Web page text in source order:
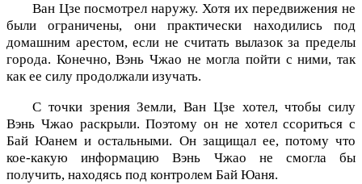
Ван Цзе посмотрел наружу. Хотя их передвижения не
были ограничены, они практически находились под
домашним арестом, если не считать вылазок за пределы
города. Конечно, Вэнь Чжао не могла пойти с ними, так
как ее силу продолжали изучать.
С точки зрения Земли, Ван Цзе хотел, чтобы силу
Вэнь Чжао раскрыли. Поэтому он не хотел ссориться с
Бай Юанем и остальными. Он защищал ее, потому что
кое-какую информацию Вэнь Чжао не смогла бы
получить, находясь под контролем Бай Юаня.